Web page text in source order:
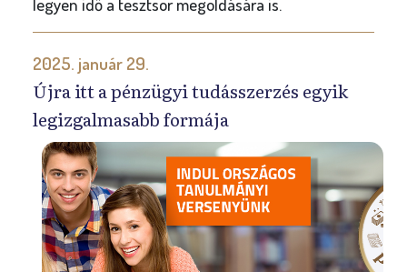
2025. január 29.
Újra itt a pénzügyi tudásszerzés egyik
legizgalmasabb formája